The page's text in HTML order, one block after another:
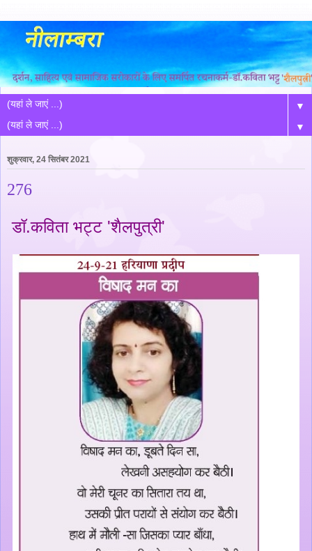
▼
▼
शुक्रवार, 24 सितंबर 2021
276
डॉ.कविता भट्ट 'शैलपुत्री'